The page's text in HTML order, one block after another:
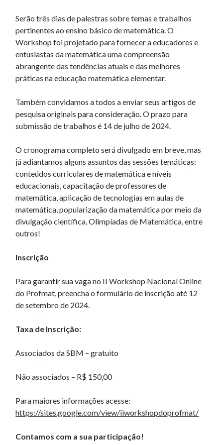
Serão três dias de palestras sobre temas e trabalhos
pertinentes ao ensino básico de matemática. O
Workshop foi projetado para fornecer a educadores e
entusiastas da matemática uma compreensão
abrangente das tendências atuais e das melhores
práticas na educação matemática elementar.
Também convidamos a todos a enviar seus artigos de
pesquisa originais para consideração. O prazo para
submissão de trabalhos é 14 de julho de 2024.
O cronograma completo será divulgado em breve, mas
já adiantamos alguns assuntos das sessões temáticas:
conteúdos curriculares de matemática e níveis
educacionais, capacitação de professores de
matemática, aplicação de tecnologias em aulas de
matemática, popularização da matemática por meio da
divulgação científica, Olimpíadas de Matemática, entre
outros!
Inscrição
Para garantir sua vaga no II Workshop Nacional Online
do Profmat, preencha o formulário de inscrição até 12
de setembro de 2024.
Taxa de Inscrição:
Associados da SBM – gratuito
Não associados – R$ 150,00
Para maiores informações acesse:
https://sites.google.com/view/iiworkshopdoprofmat/
Contamos com a sua participação!